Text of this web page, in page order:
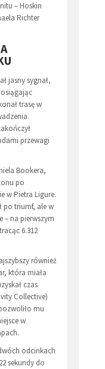
– Hoskin
Richter
jasny sygnał,
trasę w
przewagi
Bookera,
po
w Pietra Ligure.
po triumf, ale w
– na pierwszym
6.312
również
która miała
czas
Collective)
mu
w
odcinkach
sekundy do